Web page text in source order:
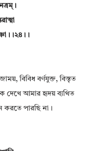
বিবিধ বর্ণযুক্ত, বিস্তৃত
দেখে আমার হৃদয় ব্যথিত
করতে পারছি না।